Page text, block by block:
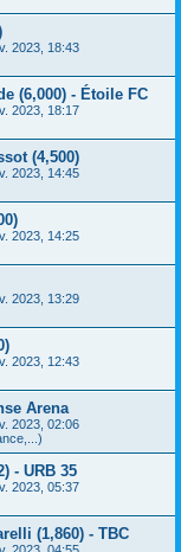
2023, 18:43
(6,000) - Étoile FC
2023, 18:17
(4,500)
2023, 14:45
2023, 14:25
2023, 13:29
2023, 12:43
Arena
2023, 02:06
- URB 35
2023, 05:37
(1,860) - TBC
2023, 04:55